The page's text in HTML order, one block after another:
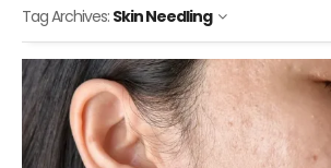
Tag Archives: Skin Needling